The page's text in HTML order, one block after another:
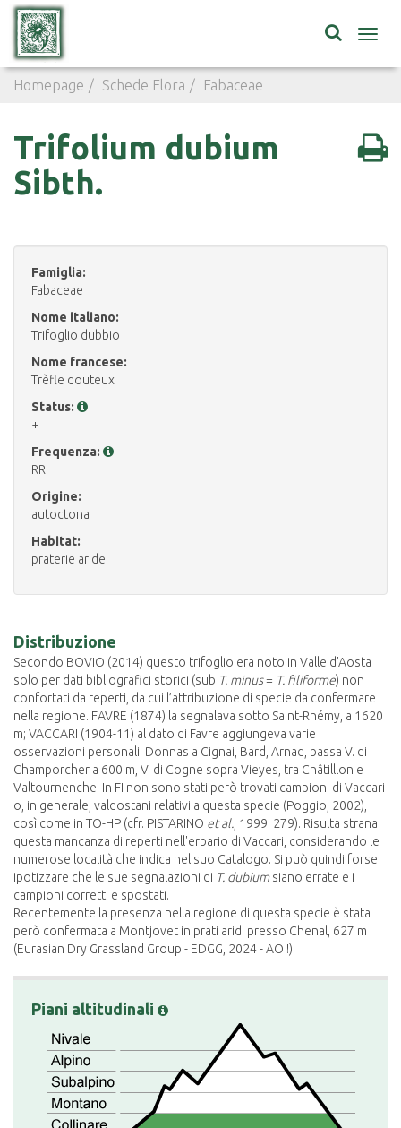
Homepage Schede Flora Fabaceae
Trifolium dubium
Sibth.
Famiglia:
Fabaceae
Nome italiano:
Trifoglio dubbio
Nome francese:
Trèfle douteux
Status:
+
Frequenza:
RR
Origine:
autoctona
Habitat:
praterie aride
Distribuzione
Secondo BOVIO (2014) questo trifoglio era noto in Valle d’Aosta
solo per dati bibliografici storici (sub T. minus= T. filiforme) non
confortati da reperti, da cui l’attribuzione di specie da confermare
nella regione. FAVRE (1874) la segnalava sotto Saint-Rhémy, a 1620
m; VACCARI (1904-11) al dato di Favre aggiungeva varie
osservazioni personali: Donnas a Cignai, Bard, Arnad, bassa V. di
Champorcher a 600 m, V. di Cogne sopra Vieyes, tra Châtilllon e
Valtournenche. In FI non sono stati però trovati campioni di Vaccari
o, in generale, valdostani relativi a questa specie (Poggio, 2002),
così come in TO-HP (cfr. PISTARINO et al. , 1999: 279). Risulta strana
questa mancanza di reperti nell'erbario di Vaccari, considerando le
numerose località che indica nel suo Catalogo. Si può quindi forse
ipotizzare che le sue segnalazioni di T. dubiumsiano errate e i
campioni corretti e spostati.
Recentemente la presenza nella regione di questa specie è stata
però confermata a Montjovet in prati aridi presso Chenal, 627 m
(Eurasian Dry Grassland Group - EDGG, 2024 - AO !).
Piani altitudinali